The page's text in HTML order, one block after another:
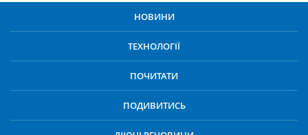
НОВИНИ
ТЕХНОЛОГІЇ
ПОЧИТАТИ
ПОДИВИТИСЬ